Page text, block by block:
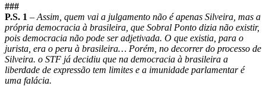
###
P.S. 1 – Assim, quem vai a julgamento não é apenas Silveira, mas a
própria democracia à brasileira, que Sobral Ponto dizia não existir,
pois democracia não pode ser adjetivada. O que existia, para o
jurista, era o peru à brasileira… Porém, no decorrer do processo de
Silveira. o STF já decidiu que na democracia à brasileira a
liberdade de expressão tem limites e a imunidade parlamentar é
uma falácia.